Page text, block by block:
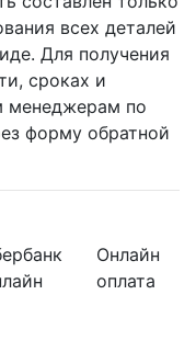
всех деталей
Для получения
сроках и
менеджерам по
форму обратной
Онлайн
оплата